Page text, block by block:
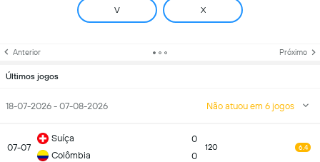
V X
Anterior Próximo
Últimos jogos
18-07-2026 - 07-08-2026 Não atuou em 6 jogos
07-07
Suíça
Colômbia
0
0
120 6.4